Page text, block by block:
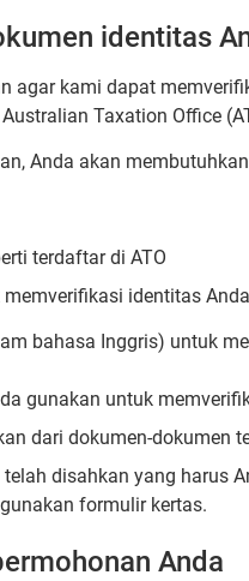
identitas
agar kami dapat
Taxation Office
Anda akan
terdaftar di ATO
identitas
bahasa Inggris) untuk
gunakan untuk
dari dokumen-dokumen
disahkan yang harus
formulir kertas.
Anda